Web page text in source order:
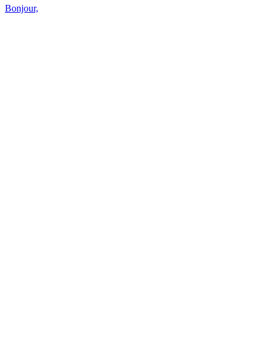
Bonjour,